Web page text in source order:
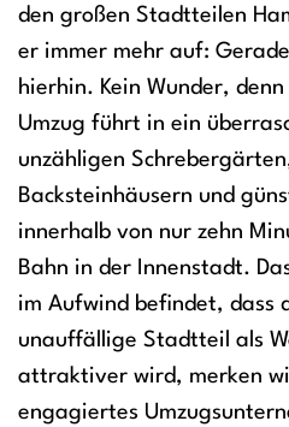
den großen Stadtteilen
er immer mehr auf:
hierhin. Kein Wunder,
Umzug führt in ein
unzähligen
Backsteinhäusern und
innerhalb von nur zehn
Bahn in der Innenstadt.
im Aufwind befindet, dass
unauffällige Stadtteil als
attraktiver wird, merken
engagiertes